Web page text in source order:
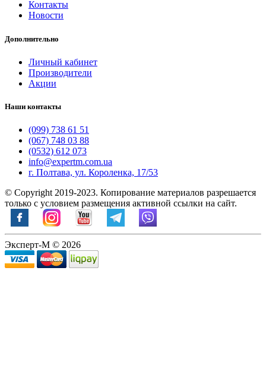
Контакты
Новости
Дополнительно
Личный кабинет
Производители
Акции
Наши контакты
(099) 738 61 51
(067) 748 03 88
(0532) 612 073
info@expertm.com.ua
г. Полтава, ул. Короленка, 17/53
© Copyright 2019-2023. Копирование материалов разрешается
только с условием размещения активной ссылки на сайт.
Эксперт-М © 2026